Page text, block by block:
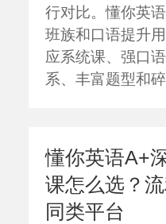
行对比。懂你英
班族和口语提升
应系统课、强口
系、丰富题型和
懂你英语A+
课怎么选？
同类平台